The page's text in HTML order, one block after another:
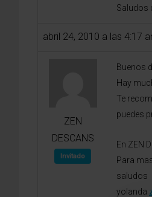
Saludos
abril 24, 2010 a las 4:17
ZEN
DESCANS
Invitado
Buenos
Hay
Te
puedes
En ZEN
Para
saludos
yolanda